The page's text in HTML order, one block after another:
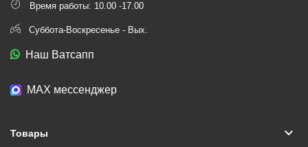
Время работы: 10.00 -17.00
Суббота-Воскресенье - Вых.
Наш Ватсапп
МАХ мессенджер
Товары keyboard_arrow_down